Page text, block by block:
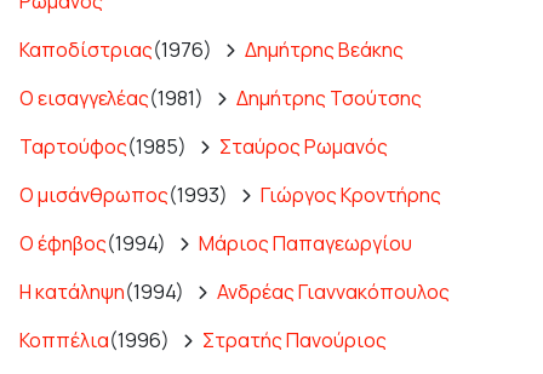
Καποδίστριας(1976)
Δημήτρης Βεάκης
Ο εισαγγελέας(1981)
Δημήτρης Τσούτσης
Ταρτούφος(1985)
Σταύρος Ρωμανός
Ο μισάνθρωπος(1993)
Γιώργος Κροντήρης
Ο έφηβος(1994)
Μάριος Παπαγεωργίου
Η κατάληψη(1994)
Ανδρέας Γιαννακόπουλος
Κοππέλια(1996) Στρατής Πανούριος